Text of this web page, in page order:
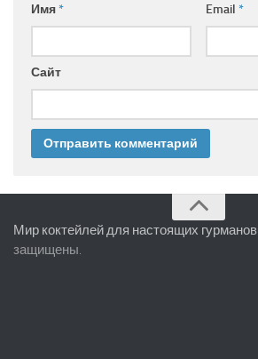
Имя* Email *
Сайт
Мир коктейлей для настоящих гурманов
защищены.